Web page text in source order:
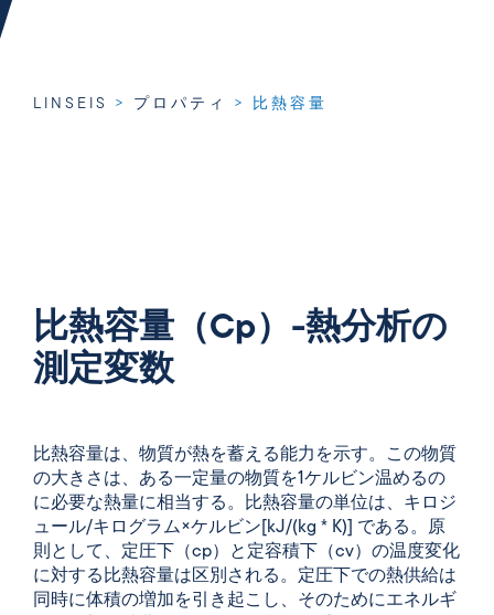
LINSEIS > プロパティ > 比熱容量
比熱容量（Cp）-熱分析の
測定変数
比熱容量は、物質が熱を蓄える能力を示す。
この物質
の大きさは、ある一定量の物質を1ケルビン温めるの
に必要な熱量に相当する。
比熱容量の単位は、キロジ
ュール/キログラム×ケルビン[kJ/(kg * K)] である。原
則として、 定圧下（cp）と定容積下（cv）の温度変化
に対する比熱容量は 区別される。定圧下での熱供給は
同時に体積の増加を引き起こし、そのためにエネルギ